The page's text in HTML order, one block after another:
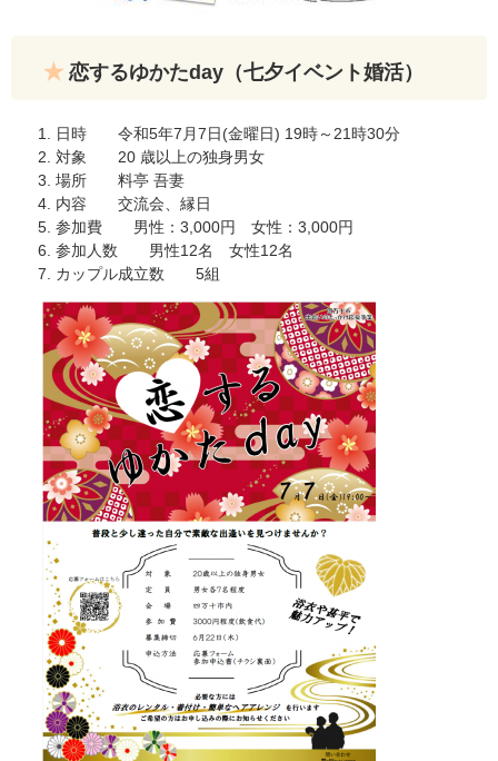
恋するゆかたday（七夕イベント婚活）
日時 令和5年7月7日(金曜日) 19時～21時30分
対象 20 歳以上の独身男女
場所 料亭 吾妻
内容 交流会、縁日
参加費 男性：3,000円 女性：3,000円
参加人数 男性12名 女性12名
カップル成立数 5組